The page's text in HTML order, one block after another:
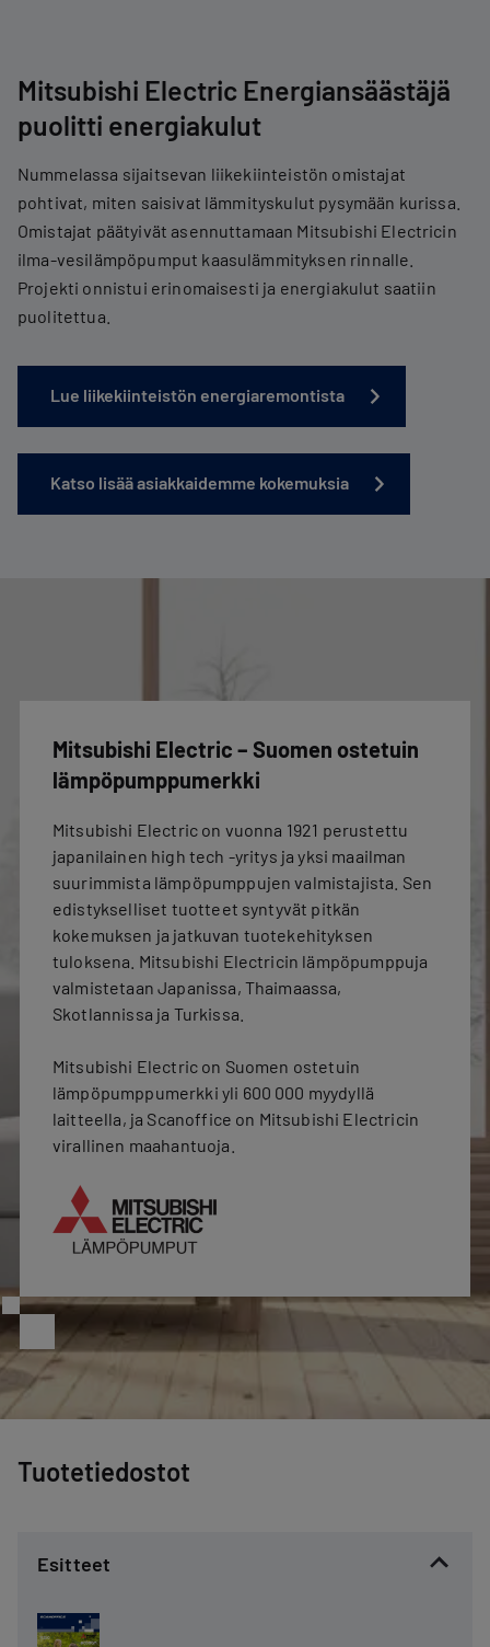
Mitsubishi Electric Energiansäästäjä
puolitti energiakulut
Nummelassa sijaitsevan liikekiinteistön omistajat
pohtivat, miten saisivat lämmityskulut pysymään kurissa.
Omistajat päätyivät asennuttamaan Mitsubishi Electricin
ilma-vesilämpöpumput kaasulämmityksen rinnalle.
Projekti onnistui erinomaisesti ja energiakulut saatiin
puolitettua.
Lue liikekiinteistön energiaremontista
Katso lisää asiakkaidemme kokemuksia
Mitsubishi Electric – Suomen ostetuin
lämpöpumppumerkki
Mitsubishi Electric on vuonna 1921 perustettu
japanilainen high tech -yritys ja yksi maailman
suurimmista lämpöpumppujen valmistajista. Sen
edistykselliset tuotteet syntyvät pitkän
kokemuksen ja jatkuvan tuotekehityksen
tuloksena. Mitsubishi Electricin lämpöpumppuja
valmistetaan Japanissa, Thaimaassa,
Skotlannissa ja Turkissa.
Mitsubishi Electric on Suomen ostetuin
lämpöpumppumerkki yli 600 000 myydyllä
laitteella, ja Scanoffice on Mitsubishi Electricin
virallinen maahantuoja.
Tuotetiedostot
Esitteet